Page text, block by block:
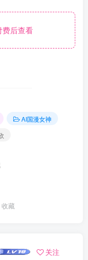
后查看
AI国漫女神
收藏
关注